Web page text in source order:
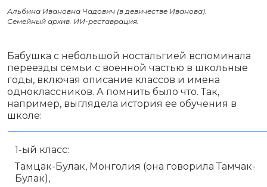
Альбина Ивановна Чадович (в девичестве Иванова).
Семейный архив. ИИ-реставрация.
Бабушка с небольшой ностальгией вспоминала
переезды семьи с военной частью в школьные
годы, включая описание классов и имена
одноклассников. А помнить было что. Так,
например, выглядела история ее обучения в
школе:
1-ый класс:
Тамцак-Булак, Монголия (она говорила Тамчак-
Булак),